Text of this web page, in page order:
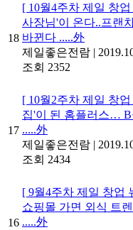
18
[ 10월4주차 제일 창
사장님'이 온다..프랜
바뀐다 .....外
제일좋은전람 |
조회 2352
17
[ 10월2주차 제일 창
집'이 된 홈플러스…
.....外
제일좋은전람 |
조회 2434
16
[ 9월4주차 제일 창업
쇼핑몰 가면 외식 트
.....外